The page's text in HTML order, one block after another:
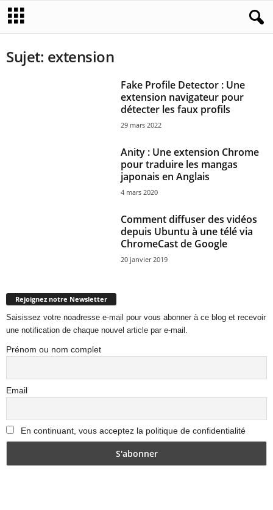
Sujet: extension
Fake Profile Detector : Une
extension navigateur pour
détecter les faux profils
29 mars 2022
Anity : Une extension Chrome
pour traduire les mangas
japonais en Anglais
4 mars 2020
Comment diffuser des vidéos
depuis Ubuntu à une télé via
ChromeCast de Google
20 janvier 2019
Rejoignez notre Newsletter
Saisissez votre noadresse e-mail pour vous abonner à ce blog et recevoir
une notification de chaque nouvel article par e-mail.
Prénom ou nom complet
Email
En continuant, vous acceptez la politique de confidentialité